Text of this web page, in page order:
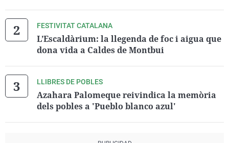
FESTIVITAT CATALANA
L’Escaldàrium: la llegenda de foc i aigua que
dona vida a Caldes de Montbui
LLIBRES DE POBLES
Azahara Palomeque reivindica la memòria
dels pobles a 'Pueblo blanco azul'